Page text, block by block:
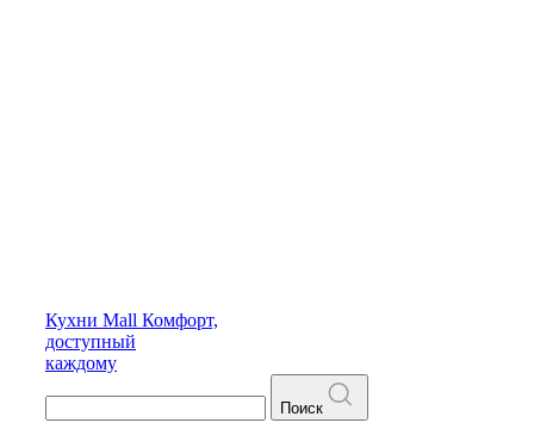
Кухни Mall Комфорт,
доступный
каждому
Поиск